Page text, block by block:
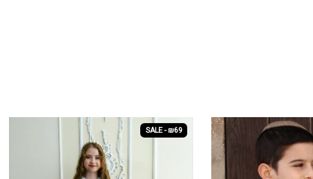
SALE - ₪69